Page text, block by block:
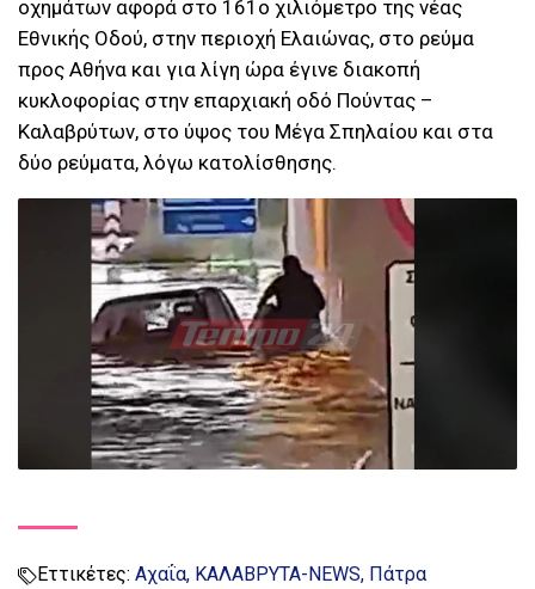
οχημάτων αφορά στο 161ο χιλιόμετρο της νέας
Εθνικής Οδού, στην περιοχή Ελαιώνας, στο ρεύμα
προς Αθήνα και για λίγη ώρα έγινε διακοπή
κυκλοφορίας στην επαρχιακή οδό Πούντας –
Καλαβρύτων, στο ύψος του Μέγα Σπηλαίου και στα
δύο ρεύματα, λόγω κατολίσθησης.
Εττικέτες: Αχαΐα ΚΑΛΑΒΡΥΤΑ-NEWS Πάτρα